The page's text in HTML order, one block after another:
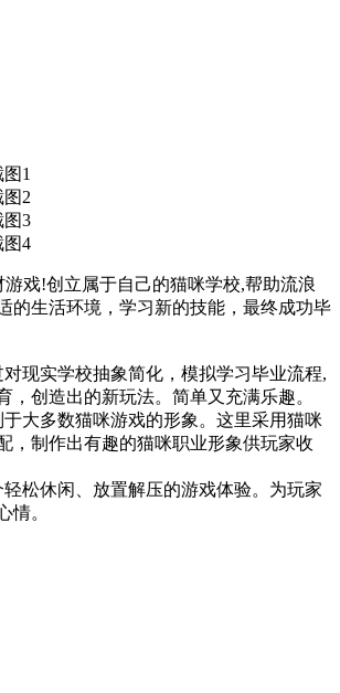
戏!创立属于自己的猫咪学校,帮助流浪
的生活环境，学习新的技能，最终成功毕
现实学校抽象简化，模拟学习毕业流程,
，创造出的新玩法。简单又充满乐趣。
大多数猫咪游戏的形象。这里采用猫咪
，制作出有趣的猫咪职业形象供玩家收
松休闲、放置解压的游戏体验。为玩家
情。